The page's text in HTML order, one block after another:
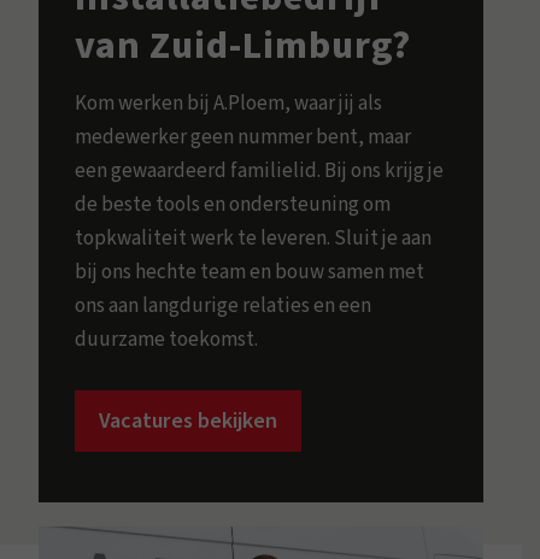
van Zuid-Limburg?
Kom werken bij A.Ploem, waar jij als
medewerker geen nummer bent, maar
een gewaardeerd familielid. Bij ons krijg je
de beste tools en ondersteuning om
topkwaliteit werk te leveren. Sluit je aan
bij ons hechte team en bouw samen met
ons aan langdurige relaties en een
duurzame toekomst.
Vacatures bekijken